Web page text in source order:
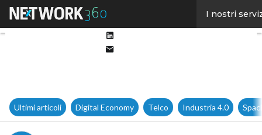
I nostri
Ultimi articoli Digital Economy Telco Industria 4.0